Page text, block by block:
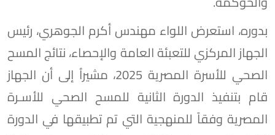
بدوره، استعرض اللواء مهندس أكرم الجوهري، رئيس
الجهاز المركزي للتعبئة العامة والإحصاء، نتائج المسح
الصحي للأسرة المصرية 2025، مشيراُ إلى أن الجهاز
قام بتنفيذ الدورة الثانية للمسح الصحي للأسـرة
المصرية وفقاً للمنهجية التي تم تطبيقها في الدورة